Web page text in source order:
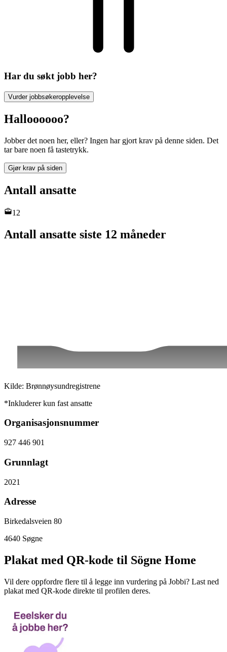
Har du søkt jobb her?
Vurder jobbsøkeropplevelse
Halloooooo?
Jobber det noen her, eller? Ingen har gjort krav på denne siden. Det
tar bare noen få tastetrykk.
Gjør krav på siden
Antall ansatte
12
Antall ansatte siste 12 måneder
Kilde: Brønnøysundregistrene
*Inkluderer kun fast ansatte
Organisasjonsnummer
927 446 901
Grunnlagt
2021
Adresse
Birkedalsveien 80
4640 Søgne
Plakat med QR-kode til Sögne Home
Vil dere oppfordre flere til å legge inn vurdering på Jobbi? Last ned
plakat med QR-kode direkte til profilen deres.